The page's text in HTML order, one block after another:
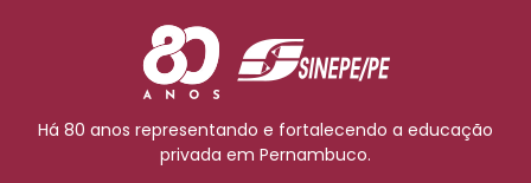
Há 80 anos representando e fortalecendo a educação
privada em Pernambuco.